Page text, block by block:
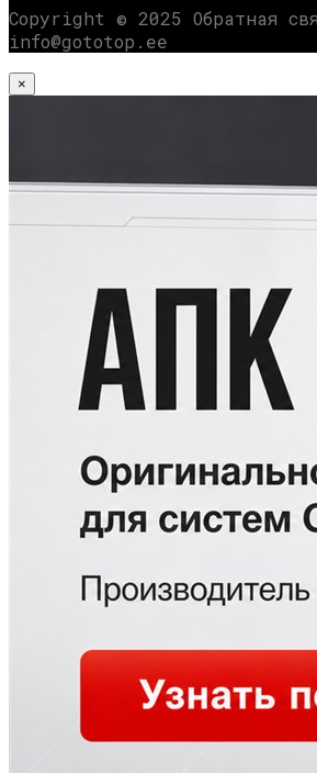
Copyright © 2025 Обратная
info@gototop.ee
×